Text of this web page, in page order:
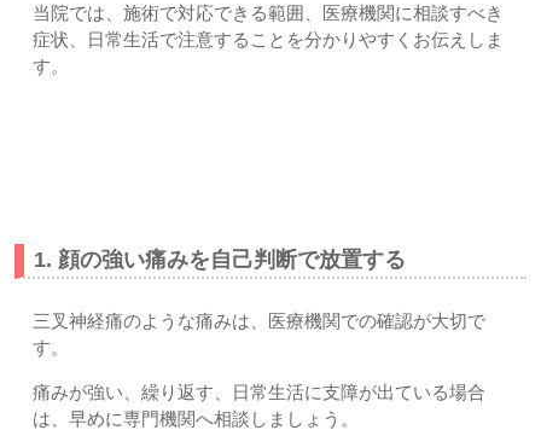
当院では、施術で対応できる範囲、医療機関に相談すべき
症状、日常生活で注意することを分かりやすくお伝えしま
す。
1. 顔の強い痛みを自己判断で放置する
三叉神経痛のような痛みは、医療機関での確認が大切で
す。
痛みが強い、繰り返す、日常生活に支障が出ている場合
は、早めに専門機関へ相談しましょう。